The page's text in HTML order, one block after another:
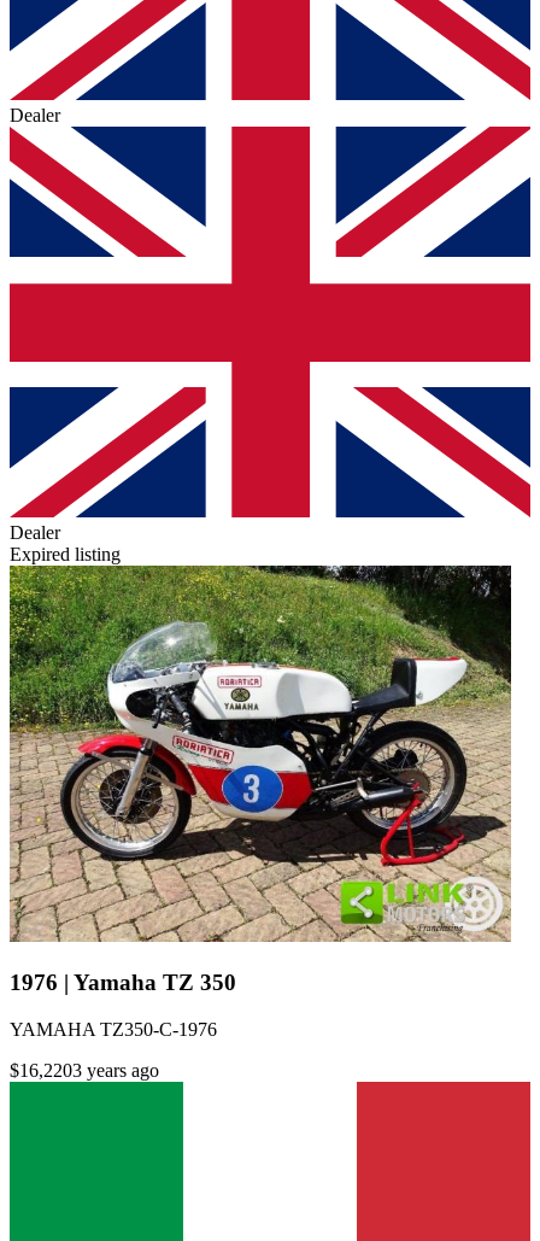
Dealer
Dealer
Expired listing
1976 | Yamaha TZ 350
YAMAHA TZ350-C-1976
$16,2203 years ago